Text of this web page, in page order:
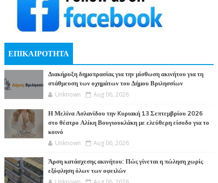
ΕΠΙΚΑΙΡΟΤΗΤΑ
Διακήρυξη δημοπρασίας για την μίσθωση ακινήτου για τη
στάθμευση των οχημάτων του Δήμου Βριλησσίων
Unknown Aug 06, 2026
Η Μελίνα Ασλανίδου την Kυριακή 13 Σεπτεμβρίου 2026
στο θέατρο Αλίκη Βουγιουκλάκη με ελεύθερη είσοδο για το
κοινό
Unknown Aug 06, 2026
Άρση κατάσχεσης ακινήτου: Πώς γίνεται η πώληση χωρίς
εξόφληση όλων των οφειλών